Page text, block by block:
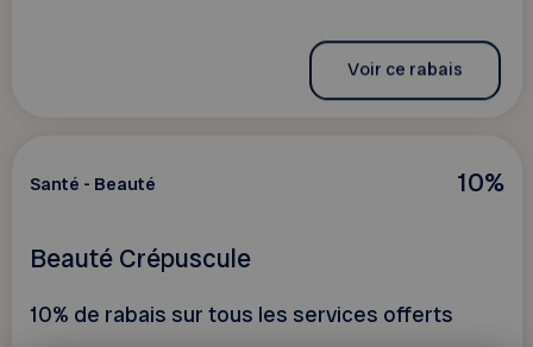
Voir ce rabais
10%
Santé - Beauté
Beauté Crépuscule
10% de rabais sur tous les services offerts